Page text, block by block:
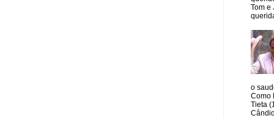
Tom e
o
Como
Tieta